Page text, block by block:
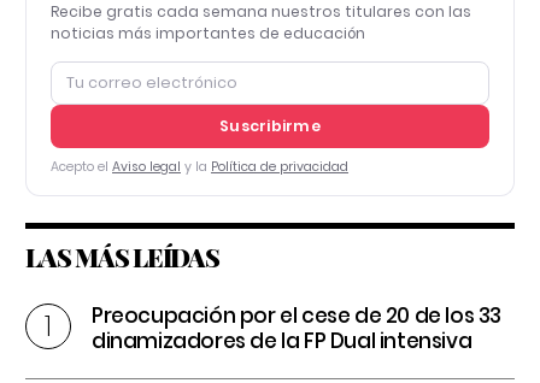
Recibe gratis cada semana nuestros titulares con las
noticias más importantes de educación
Suscribirme
Acepto el Aviso legal y la Política de privacidad
LAS MÁS LEÍDAS
Preocupación por el cese de 20 de los 33
dinamizadores de la FP Dual intensiva